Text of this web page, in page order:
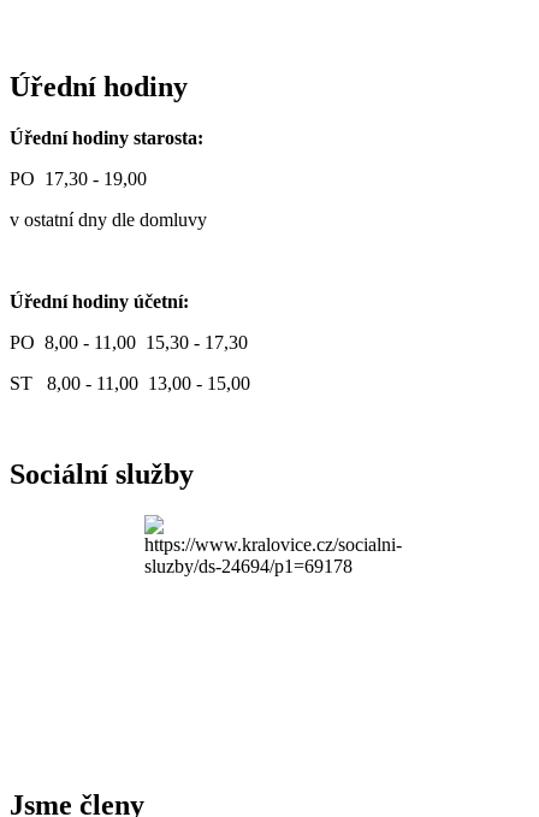
Úřední hodiny
Úřední hodiny starosta:
PO 17,30 - 19,00
v ostatní dny dle domluvy
Úřední hodiny účetní:
PO 8,00 - 11,00 15,30 - 17,30
ST 8,00 - 11,00 13,00 - 15,00
Sociální služby
Jsme členy